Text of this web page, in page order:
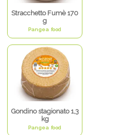
Stracchetto Fumè 170
g
Pangea food
Gondino stagionato 1,3
kg
Pangea food